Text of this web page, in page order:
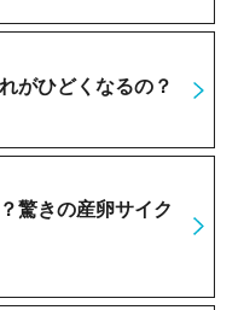
がひどくなるの？
驚きの産卵サイク